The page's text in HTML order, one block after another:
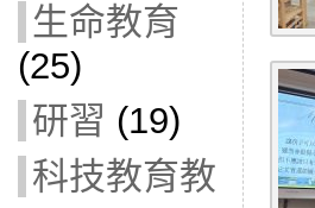
生命教育
(25)
研習 (19)
科技教育教